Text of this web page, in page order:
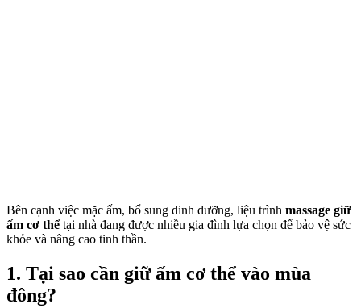
Bên cạnh việc mặc ấm, bổ sung dinh dưỡng, liệu trình massage giữ
ấm cơ thểtại nhà đang được nhiều gia đình lựa chọn để bảo vệ sức
khỏe và nâng cao tinh thần.
1. Tại sao cần giữ ấm cơ thể vào mùa
đông?